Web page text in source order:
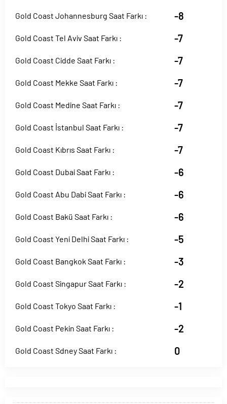
Gold Coast Johannesburg Saat Farkı : -8
Gold Coast Tel Aviv Saat Farkı : -7
Gold Coast Cidde Saat Farkı : -7
Gold Coast Mekke Saat Farkı : -7
Gold Coast Medine Saat Farkı : -7
Gold Coast İstanbul Saat Farkı : -7
Gold Coast Kıbrıs Saat Farkı : -7
Gold Coast Dubai Saat Farkı : -6
Gold Coast Abu Dabi Saat Farkı : -6
Gold Coast Bakü Saat Farkı : -6
Gold Coast Yeni Delhi Saat Farkı : -5
Gold Coast Bangkok Saat Farkı : -3
Gold Coast Singapur Saat Farkı : -2
Gold Coast Tokyo Saat Farkı : -1
Gold Coast Pekin Saat Farkı : -2
Gold Coast Sdney Saat Farkı : 0